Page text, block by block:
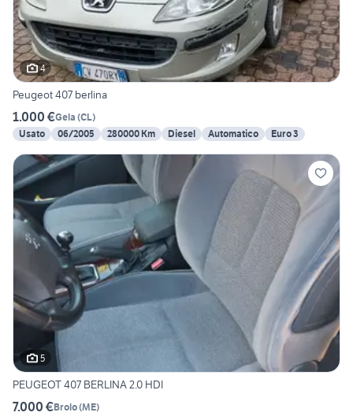
4
Peugeot 407 berlina
1.000 €Gela (CL)
Usato
06/2005 280000 Km Diesel Automatico Euro 3
5
PEUGEOT 407 BERLINA 2.0 HDI
7.000 €Brolo(ME)